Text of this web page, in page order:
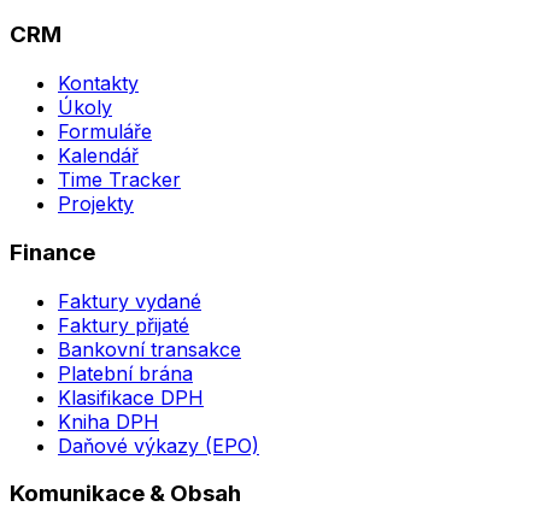
CRM
Kontakty
Úkoly
Formuláře
Kalendář
Time Tracker
Projekty
Finance
Faktury vydané
Faktury přijaté
Bankovní transakce
Platební brána
Klasifikace DPH
Kniha DPH
Daňové výkazy (EPO)
Komunikace & Obsah